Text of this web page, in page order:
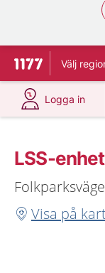
Till startsidan för
Välj
Logga in
på 1177.se
LSS-enhet
Visa på